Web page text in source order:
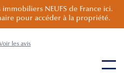
NEUFS de France ici.
pour accéder à la propriété.
les avis